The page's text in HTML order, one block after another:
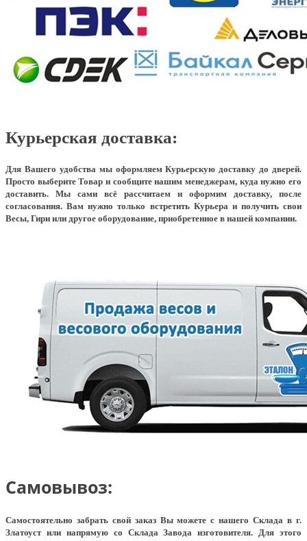
Курьерская доставка:
Для Вашего удобства мы оформляем Курьерскую доставку до дверей.
Просто выберите Товар и сообщите нашим менеджерам, куда нужно его
доставить. Мы сами всё рассчитаем и оформим доставку, после
согласования. Вам нужно только встретить Курьера и получить свои
Весы, Гири или другое оборудование, приобретенное в нашей компании.
Самовывоз:
Самостоятельно забрать свой заказ Вы можете с нашего Склада в г.
Златоуст или напрямую со Склада Завода изготовителя. Для этого